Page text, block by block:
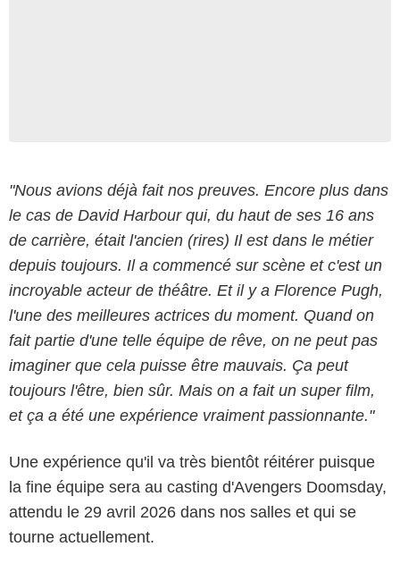
"Nous avions déjà fait nos preuves. Encore plus dans
le cas de David Harbour qui, du haut de ses 16 ans
de carrière, était l'ancien (rires) Il est dans le métier
depuis toujours. Il a commencé sur scène et c'est un
incroyable acteur de théâtre. Et il y a Florence Pugh,
l'une des meilleures actrices du moment. Quand on
fait partie d'une telle équipe de rêve, on ne peut pas
imaginer que cela puisse être mauvais. Ça peut
toujours l'être, bien sûr. Mais on a fait un super film,
et ça a été une expérience vraiment passionnante."
Une expérience qu'il va très bientôt réitérer puisque
la fine équipe sera au casting d'Avengers Doomsday,
attendu le 29 avril 2026 dans nos salles et qui se
tourne actuellement.